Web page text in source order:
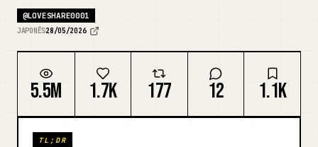
Prompts
Preços
@LOVESHARE0001
JAPONÊS28/05/2026
5.5M 1.7K 177 12 1.1K
TL;DR